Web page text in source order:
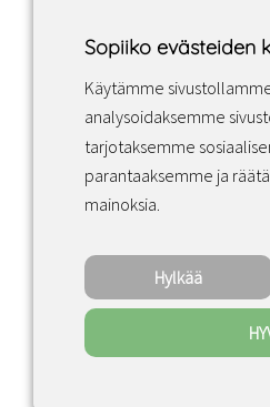
Sopiiko evästeiden
Käytämme
analysoidaksemme
tarjotaksemme
parantaaksemme ja
mainoksia.
Hylkää